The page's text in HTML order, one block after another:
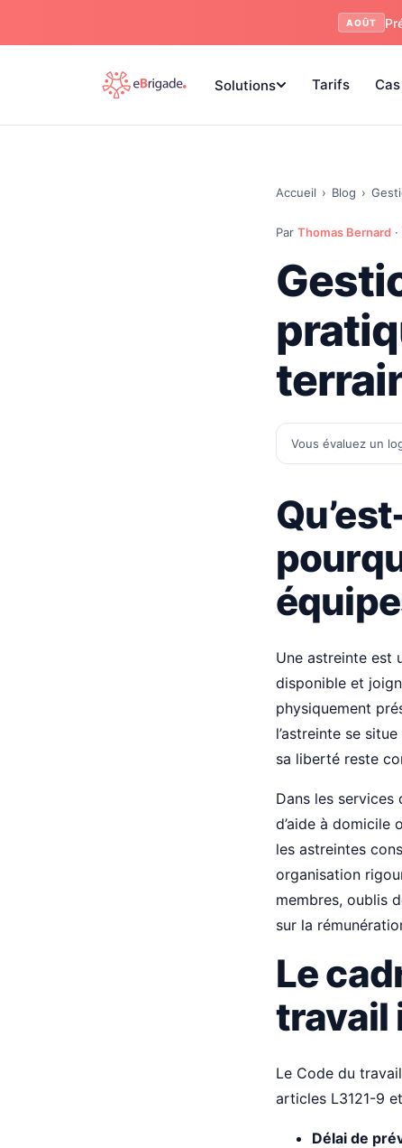
AOÛT
Solutions Tarifs
Accueil › Blog ›
Par Thomas Bernard
Vous évaluez un
Une astreinte est
disponible et
physiquement
l’astreinte se
sa liberté reste
Dans les
d’aide à domicile
les astreintes
organisation
membres, oublis
sur la
Le
travail
Le Code du
articles L3121-9
Délai de